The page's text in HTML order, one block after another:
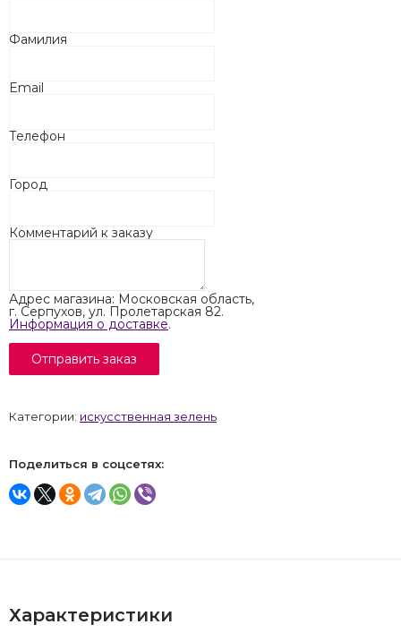
Фамилия
Email
Телефон
Город
Комментарий к заказу
Адрес магазина: Московская область,
г. Серпухов, ул. Пролетарская 82.
Информация о доставке.
Категории: искусственная зелень
Поделиться в соцсетях:
Характеристики